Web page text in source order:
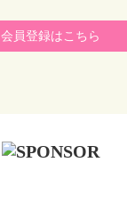
会員登録はこちら